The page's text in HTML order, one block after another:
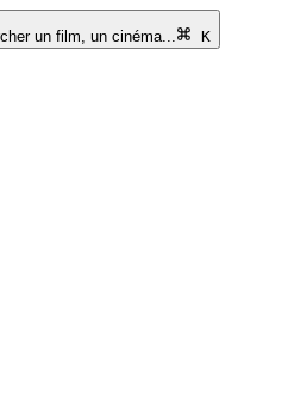
un film, un cinéma...
K